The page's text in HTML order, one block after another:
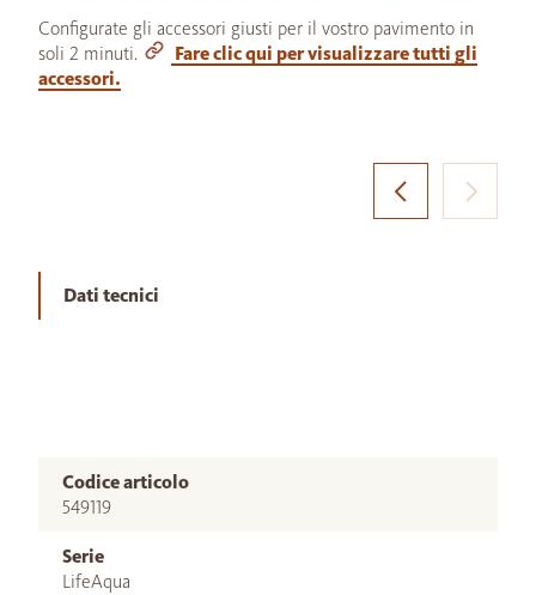
Configurate gli accessori giusti per il vostro pavimento in
soli 2 minuti.
Fare clic qui per visualizzare tutti gli
accessori.
Dati tecnici
Codice articolo
549119
Serie
LifeAqua